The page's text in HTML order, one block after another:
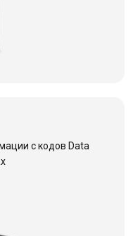
с кодов Data